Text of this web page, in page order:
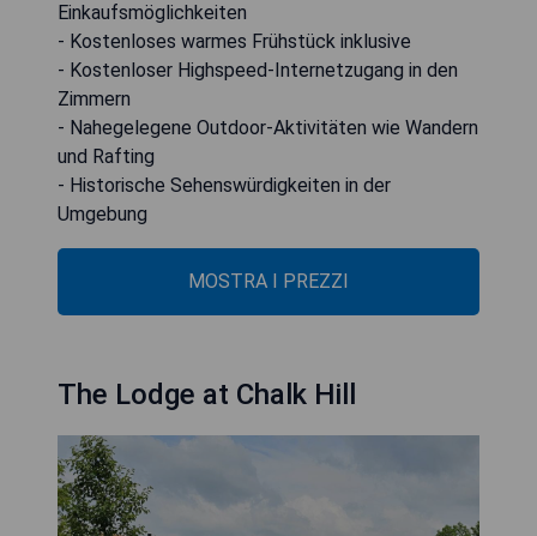
Einkaufsmöglichkeiten
- Kostenloses warmes Frühstück inklusive
- Kostenloser Highspeed-Internetzugang in den
Zimmern
- Nahegelegene Outdoor-Aktivitäten wie Wandern
und Rafting
- Historische Sehenswürdigkeiten in der
Umgebung
MOSTRA I PREZZI
The Lodge at Chalk Hill